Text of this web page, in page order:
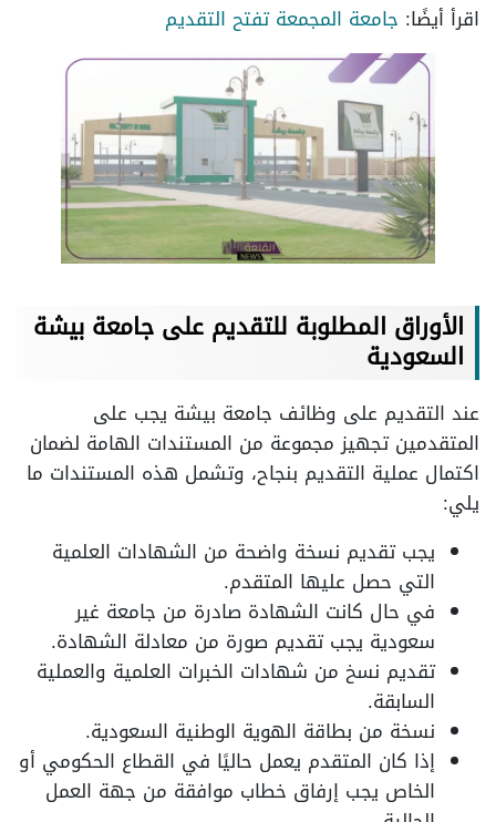
اقرأ أيضًا: جامعة المجمعة تفتح التقديم
الأوراق المطلوبة للتقديم على جامعة بيشة
السعودية
عند التقديم على وظائف جامعة بيشة يجب على
المتقدمين تجهيز مجموعة من المستندات الهامة لضمان
اكتمال عملية التقديم بنجاح، وتشمل هذه المستندات ما
يلي:
يجب تقديم نسخة واضحة من الشهادات العلمية
التي حصل عليها المتقدم.
في حال كانت الشهادة صادرة من جامعة غير
سعودية يجب تقديم صورة من معادلة الشهادة.
تقديم نسخ من شهادات الخبرات العلمية والعملية
السابقة.
نسخة من بطاقة الهوية الوطنية السعودية.
إذا كان المتقدم يعمل حاليًا في القطاع الحكومي أو
الخاص يجب إرفاق خطاب موافقة من جهة العمل